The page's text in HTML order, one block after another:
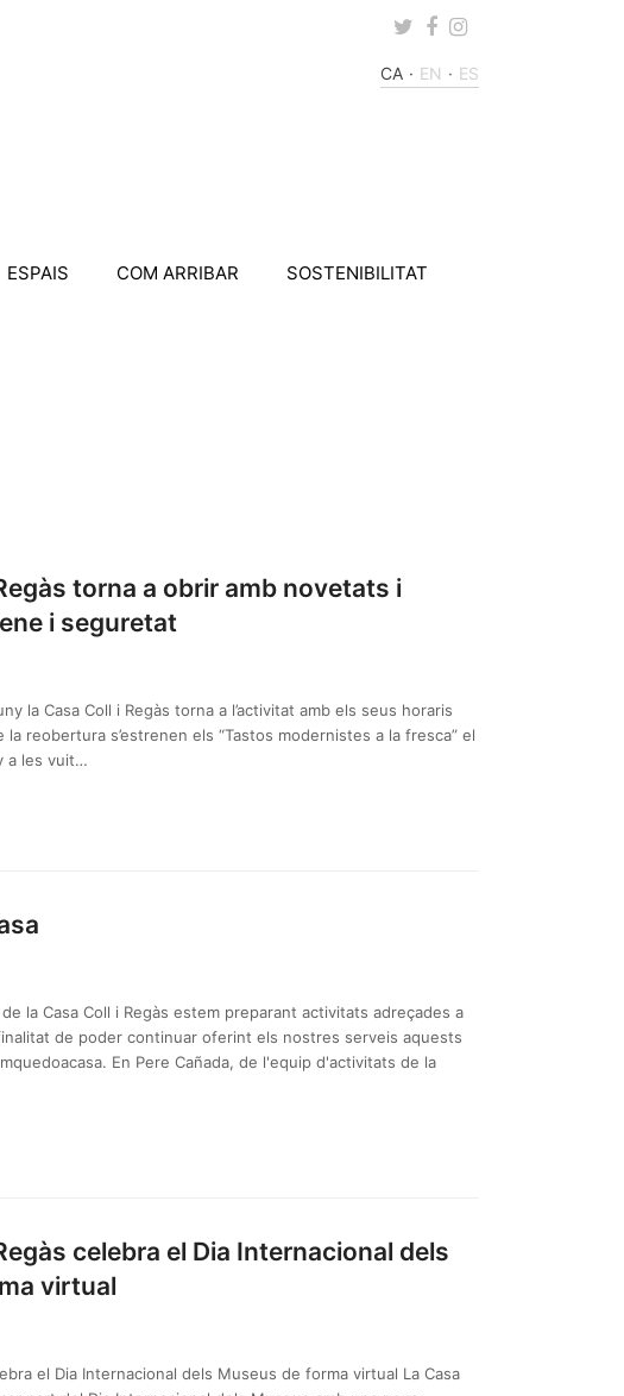
Twitter
Facebook
Instagram
CA EN ES
ESPAIS COM ARRIBAR SOSTENIBILITAT
torna a obrir amb novetats i
i seguretat
la Casa Coll i Regàs torna a l’activitat amb els seus horaris
reobertura s’estrenen els “Tastos modernistes a la fresca” el
a les vuit…
la Casa Coll i Regàs estem preparant activitats adreçades a
de poder continuar oferint els nostres serveis aquests
En Pere Cañada, de l'equip d'activitats de la
celebra el Dia Internacional dels
virtual
el Dia Internacional dels Museus de forma virtual La Casa